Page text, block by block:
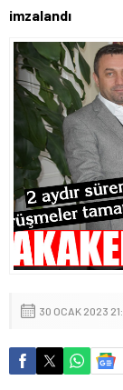
imzalandı
30 OCAK 2023